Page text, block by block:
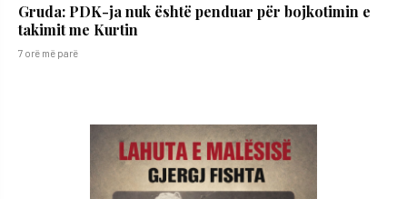
Gruda: PDK-ja nuk është penduar për bojkotimin e
takimit me Kurtin
7 orë më parë